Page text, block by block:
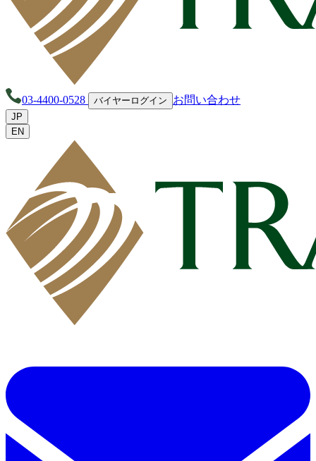
03-4400-0528 バイヤーログイン お問い合わせ
JP
EN